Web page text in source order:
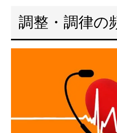
調整・調律の